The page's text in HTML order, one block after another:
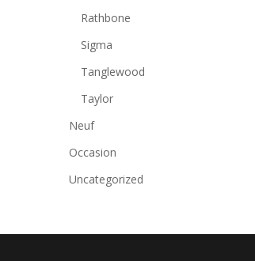
Rathbone
Sigma
Tanglewood
Taylor
Neuf
Occasion
Uncategorized